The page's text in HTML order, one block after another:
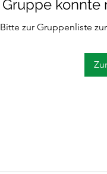
Gruppe
Bitte zur Gruppenliste